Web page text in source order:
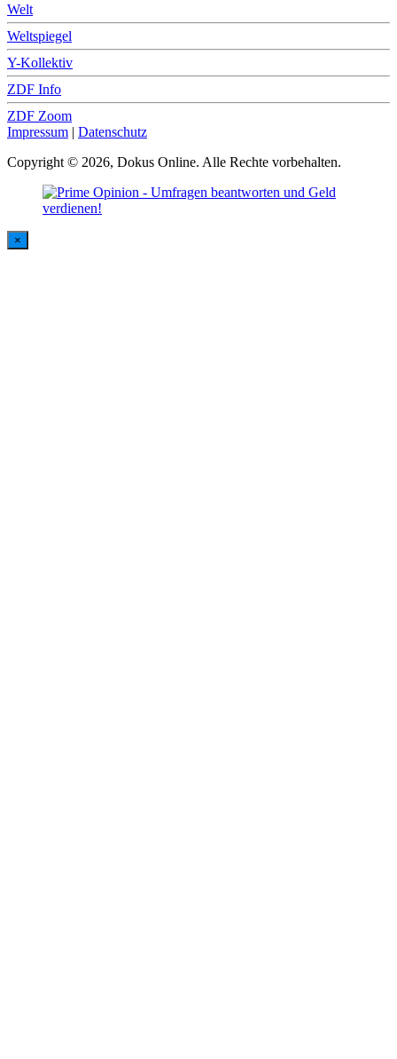
Welt
Weltspiegel
Y-Kollektiv
ZDF Info
ZDF Zoom
Impressum | Datenschutz
Copyright © 2026, Dokus Online. Alle Rechte vorbehalten.
×